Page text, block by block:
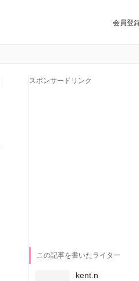
会員登
スポンサードリンク
この記事を書いたライター
kent.n